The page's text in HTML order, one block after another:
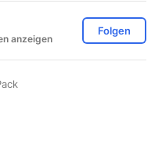
anzeigen
Folgen